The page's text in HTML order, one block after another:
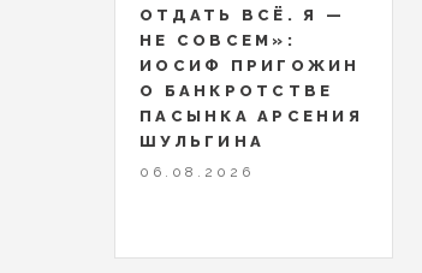
ОТДАТЬ ВСЁ. Я —
НЕ СОВСЕМ»:
ИОСИФ ПРИГОЖИН
О БАНКРОТСТВЕ
ПАСЫНКА АРСЕНИЯ
ШУЛЬГИНА
06.08.2026